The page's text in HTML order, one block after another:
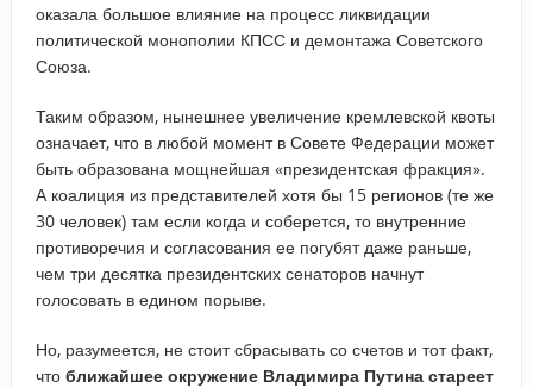
оказала большое влияние на процесс ликвидации
политической монополии КПСС и демонтажа Советского
Союза.
Таким образом, нынешнее увеличение кремлевской квоты
означает, что в любой момент в Совете Федерации может
быть образована мощнейшая «президентская фракция».
А коалиция из представителей хотя бы 15 регионов (те же
30 человек) там если когда и соберется, то внутренние
противоречия и согласования ее погубят даже раньше,
чем три десятка президентских сенаторов начнут
голосовать в едином порыве.
Но, разумеется, не стоит сбрасывать со счетов и тот факт,
что ближайшее окружение Владимира Путина стареет